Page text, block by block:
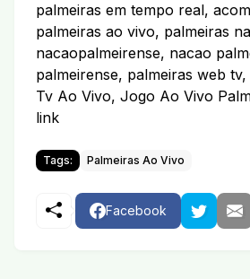
palmeiras em tempo real,
palmeiras ao vivo, palmeiras
nacaopalmeirense, nacao
palmeirense, palmeiras web
Tv Ao Vivo, Jogo Ao Vivo
link
Tags: Palmeiras Ao Vivo
Facebook